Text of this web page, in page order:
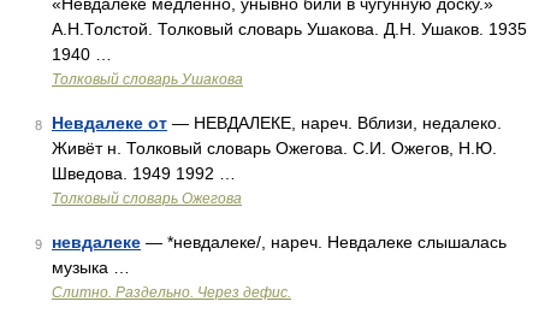
А.Н.Толстой. Толковый словарь Ушакова. Д.Н. Ушаков. 1935
1940 …
Толковый словарь Ушакова
8 Невдалеке от — НЕВДАЛЕКЕ, нареч. Вблизи, недалеко.
Живёт н. Толковый словарь Ожегова. С.И. Ожегов, Н.Ю.
Шведова. 1949 1992 …
Толковый словарь Ожегова
9 невдалеке — *невдалеке/, нареч. Невдалеке слышалась
музыка …
Слитно. Раздельно. Через дефис.